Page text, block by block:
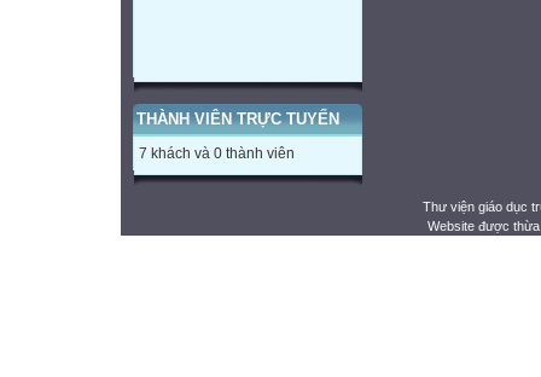
THÀNH VIÊN TRỰC TUYẾN
7 khách và 0 thành viên
Thư viện giáo dục
Website được